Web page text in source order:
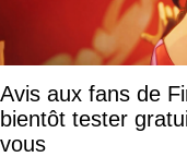
Avis aux fans de
bientôt tester
vous